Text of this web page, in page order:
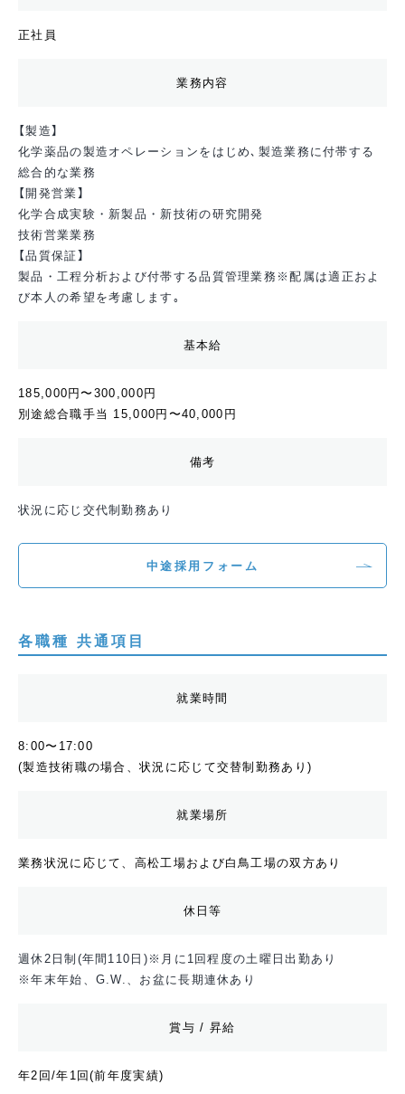
正社員
業務内容
【製造】
化学薬品の製造オペレーションをはじめ､製造業務に付帯する
総合的な業務
【開発営業】
化学合成実験・新製品・新技術の研究開発
技術営業業務
【品質保証】
製品・工程分析および付帯する品質管理業務 ※配属は適正およ
び本人の希望を考慮します｡
基本給
185,000円〜300,000円
別途総合職手当 15,000円〜40,000円
備考
状況に応じ交代制勤務あり
中途採用フォーム
各職種 共通項目
就業時間
8:00〜17:00
(製造技術職の場合、状況に応じて交替制勤務あり)
就業場所
業務状況に応じて、高松工場および白鳥工場の双方あり
休日等
週休2日制(年間110日) ※月に1回程度の土曜日出勤あり
※年末年始、G.W.、お盆に長期連休あり
賞与 / 昇給
年2回/年1回(前年度実績)